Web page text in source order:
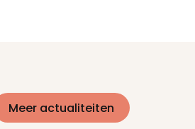
Meer actualiteiten